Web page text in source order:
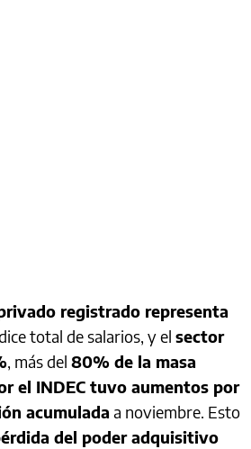
registrado representa
total de salarios, y el sector
, más del 80% de la masa
el INDEC tuvo aumentos por
acumulada a noviembre. Esto
del poder adquisitivo